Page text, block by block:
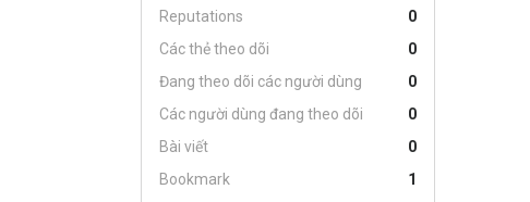
Reputations
0
Các thẻ theo dõi
0
Đang theo dõi các người dùng
0
Các người dùng đang theo dõi
0
Bài viết
0
Bookmark
1